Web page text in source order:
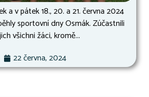
a v pátek 18., 20. a 21. června 2024
sportovní dny Osmák. Zúčastnili
všichni žáci, kromě...
22 června, 2024